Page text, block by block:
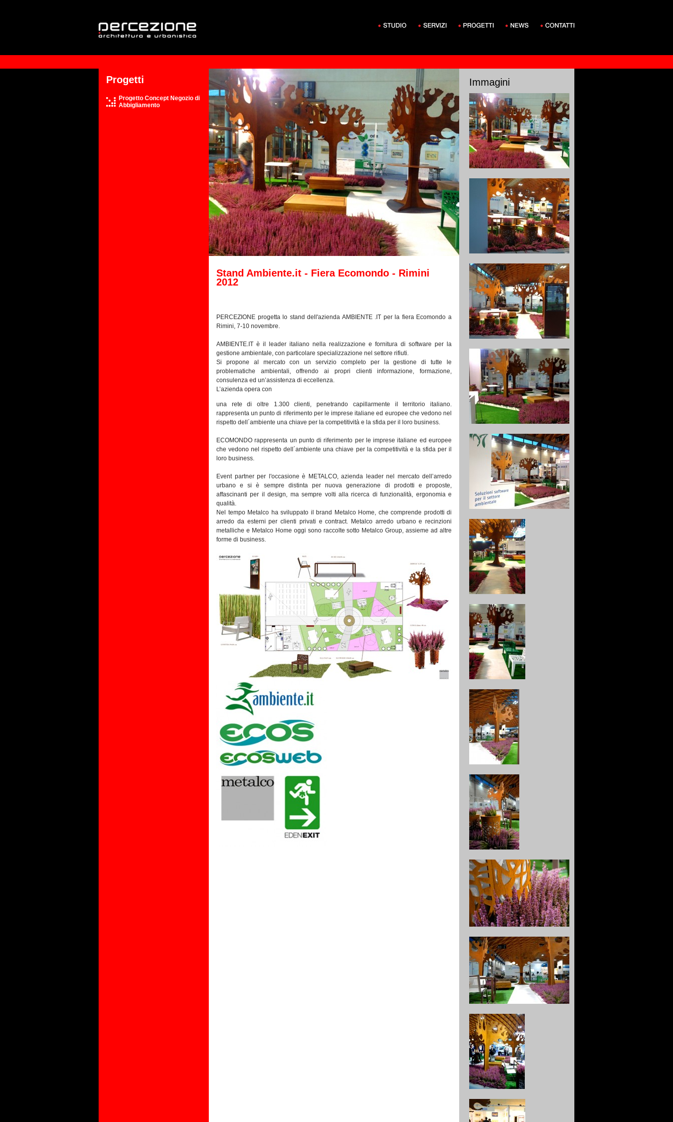
Progetti
Progetto Concept Negozio di
Abbigliamento
Stand Ambiente.it - Fiera Ecomondo - Rimini
2012
PERCEZIONE progetta lo stand dell'azienda AMBIENTE .IT per la fiera Ecomondo a
Rimini, 7-10 novembre.
AMBIENTE.IT è il leader italiano nella realizzazione e fornitura di software per la
gestione ambientale, con particolare specializzazione nel settore rifiuti.
Si propone al mercato con un servizio completo per la gestione di tutte le
problematiche ambientali, offrendo ai propri clienti informazione, formazione,
consulenza ed un’assistenza di eccellenza.
L’azienda opera con
una rete di oltre 1.300 clienti, penetrando capillarmente il territorio italiano.
rappresenta un punto di riferimento per le imprese italiane ed europee che vedono nel
rispetto dell´ambiente una chiave per la competitività e la sfida per il loro business.
ECOMONDO rappresenta un punto di riferimento per le imprese italiane ed europee
che vedono nel rispetto dell´ambiente una chiave per la competitività e la sfida per il
loro business.
Event partner per l'occasione è METALCO, azienda leader nel mercato dell’arredo
urbano e si è sempre distinta per nuova generazione di prodotti e proposte,
affascinanti per il design, ma sempre volti alla ricerca di funzionalità, ergonomia e
qualità.
Nel tempo Metalco ha sviluppato il brand Metalco Home, che comprende prodotti di
arredo da esterni per clienti privati e contract. Metalco arredo urbano e recinzioni
metalliche e Metalco Home oggi sono raccolte sotto Metalco Group, assieme ad altre
forme di business.
Immagini